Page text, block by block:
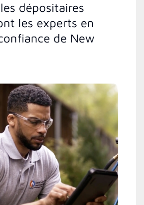
dépositaires
les experts en
de New